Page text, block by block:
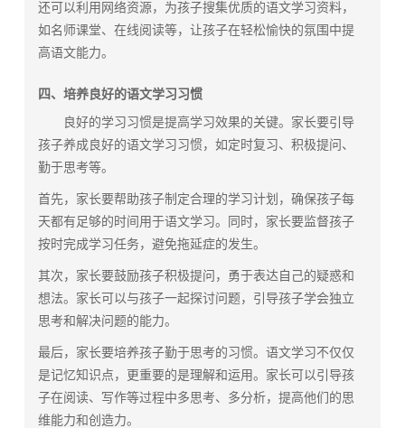
还可以利用网络资源，为孩子搜集优质的语文学习资料，
如名师课堂、在线阅读等，让孩子在轻松愉快的氛围中提
高语文能力。
四、培养良好的语文学习习惯
良好的学习习惯是提高学习效果的关键。家长要引导
孩子养成良好的语文学习习惯，如定时复习、积极提问、
勤于思考等。
首先，家长要帮助孩子制定合理的学习计划，确保孩子每
天都有足够的时间用于语文学习。同时，家长要监督孩子
按时完成学习任务，避免拖延症的发生。
其次，家长要鼓励孩子积极提问，勇于表达自己的疑惑和
想法。家长可以与孩子一起探讨问题，引导孩子学会独立
思考和解决问题的能力。
最后，家长要培养孩子勤于思考的习惯。语文学习不仅仅
是记忆知识点，更重要的是理解和运用。家长可以引导孩
子在阅读、写作等过程中多思考、多分析，提高他们的思
维能力和创造力。